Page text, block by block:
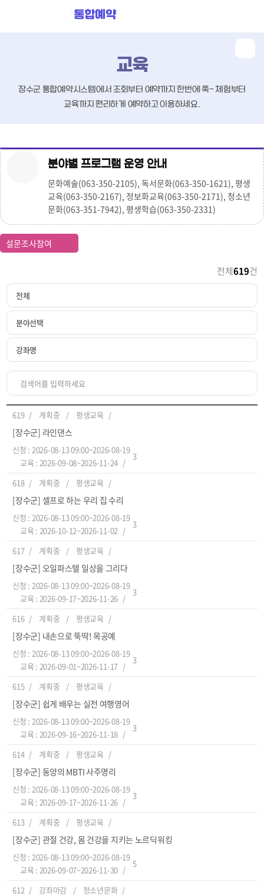
통합예약
교육
장수군 통합예약시스템에서 조회부터 예약까지 한번에 쭉~체험부터
교육까지 편리하게 예약하고 이용하세요.
분야별 프로그램 운영 안내
문화예술(063-350-2105), 독서문화(063-350-1621), 평생
교육(063-350-2167), 정보화교육(063-350-2171), 청소년
문화(063-351-7942), 평생학습(063-350-2331)
설문조사참여
전체619건
619 계획중 평생교육
[장수군] 라인댄스
신청 : 2026-08-13 09:00~2026-08-19
교육 : 2026-09-08~2026-11-24
3
618 계획중 평생교육
[장수군] 셀프로 하는 우리 집 수리
신청 : 2026-08-13 09:00~2026-08-19
교육 : 2026-10-12~2026-11-02
3
617 계획중 평생교육
[장수군] 오일파스텔 일상을 그리다
신청 : 2026-08-13 09:00~2026-08-19
교육 : 2026-09-17~2026-11-26
3
616 계획중 평생교육
[장수군] 내손으로 뚝딱! 목공예
신청 : 2026-08-13 09:00~2026-08-19
교육 : 2026-09-01~2026-11-17
3
615 계획중 평생교육
[장수군] 쉽게 배우는 실전 여행영어
신청 : 2026-08-13 09:00~2026-08-19
교육 : 2026-09-16~2026-11-18
3
614 계획중 평생교육
[장수군] 동양의 MBTI 사주명리
신청 : 2026-08-13 09:00~2026-08-19
교육 : 2026-09-17~2026-11-26
3
613 계획중 평생교육
[장수군] 관절 건강, 몸 건강을 지키는 노르딕워킹
신청 : 2026-08-13 09:00~2026-08-19
교육 : 2026-09-07~2026-11-30
5
612 강좌마감 청소년문화